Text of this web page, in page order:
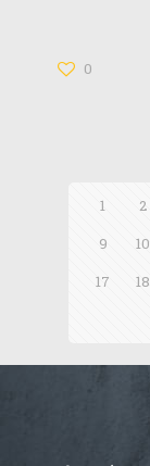
0
1 2
9
10
17
18